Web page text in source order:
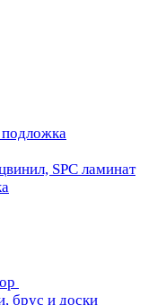
SPC ламинат
брус и доски